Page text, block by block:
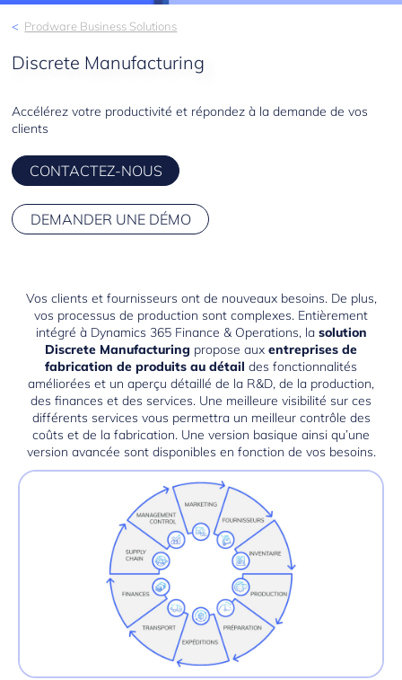
Prodware Business Solutions
Discrete Manufacturing
Accélérez votre productivité et répondez à la demande de vos
clients
CONTACTEZ-NOUS
DEMANDER UNE DÉMO
Vos clients et fournisseurs ont de nouveaux besoins. De plus,
vos processus de production sont complexes. Entièrement
intégré à Dynamics 365 Finance & Operations, la solution
Discrete Manufacturing propose aux entreprises de
fabrication de produits au détail des fonctionnalités
améliorées et un aperçu détaillé de la R&D, de la production,
des finances et des services. Une meilleure visibilité sur ces
différents services vous permettra un meilleur contrôle des
coûts et de la fabrication. Une version basique ainsi qu’une
version avancée sont disponibles en fonction de vos besoins.